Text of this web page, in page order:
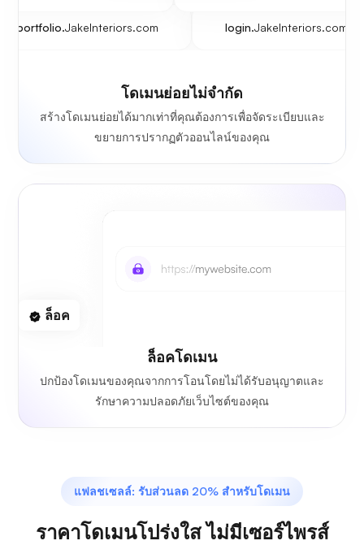
portfolio.JakeInteriors.com login.JakeInteriors.com
โดเมนย่อยไม่จำกัด
สร้างโดเมนย่อยได้มากเท่าที่คุณต้องการเพื่อจัดระเบียบและ
ขยายการปรากฏตัวออนไลน์ของคุณ
ล็อค
ล็อคโดเมน
ปกป้องโดเมนของคุณจากการโอนโดยไม่ได้รับอนุญาตและ
รักษาความปลอดภัยเว็บไซต์ของคุณ
แฟลชเซลล์: รับส่วนลด 20% สำหรับโดเมน
ราคาโดเมนโปร่งใส ไม่มีเซอร์ไพรส์